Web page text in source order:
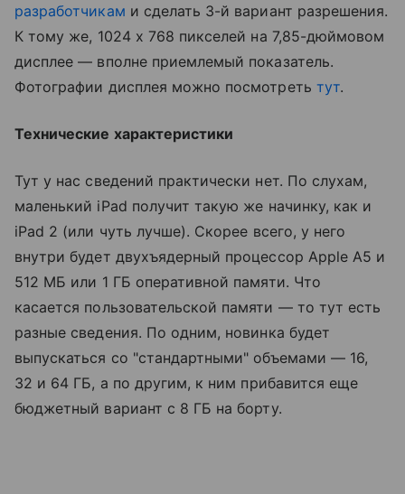
разработчикам и сделать 3-й вариант разрешения.
К тому же, 1024 х 768 пикселей на 7,85-дюймовом
дисплее — вполне приемлемый показатель.
Фотографии дисплея можно посмотреть тут.
Технические характеристики
Тут у нас сведений практически нет. По слухам,
маленький iPad получит такую же начинку, как и
iPad 2 (или чуть лучше). Скорее всего, у него
внутри будет двухъядерный процессор Apple A5 и
512 МБ или 1 ГБ оперативной памяти. Что
касается пользовательской памяти — то тут есть
разные сведения. По одним, новинка будет
выпускаться со "стандартными" объемами — 16,
32 и 64 ГБ, а по другим, к ним прибавится еще
бюджетный вариант с 8 ГБ на борту.